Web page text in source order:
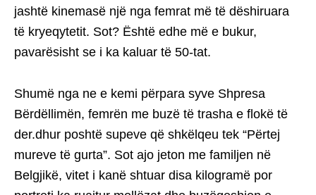
jashtë kinemasë një nga femrat më të dëshiruara
të kryeqytetit. Sot? Është edhe më e bukur,
pavarësisht se i ka kaluar të 50-tat.
Shumë nga ne e kemi përpara syve Shpresa
Bërdëllimën, femrën me buzë të trasha e flokë të
der.dhur poshtë supeve që shkëlqeu tek “Përtej
mureve të gurta”. Sot ajo jeton me familjen në
Belgjikë, vitet i kanë shtuar disa kilogramë por